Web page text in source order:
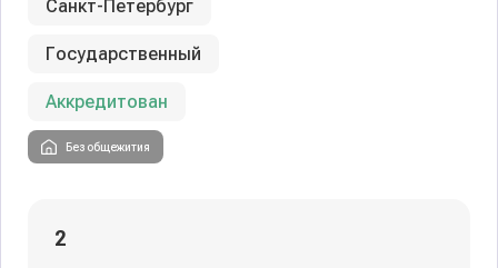
Санкт-Петербург
Государственный
Аккредитован
Без общежития
2